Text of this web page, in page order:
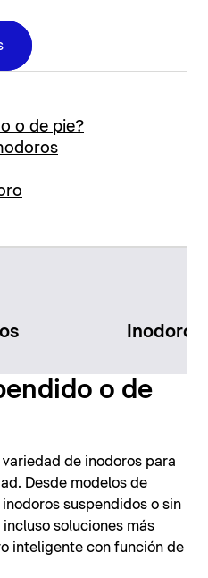
o de pie?
o de
de inodoros para
Desde modelos de
suspendidos o sin
soluciones más
inteligente con función de